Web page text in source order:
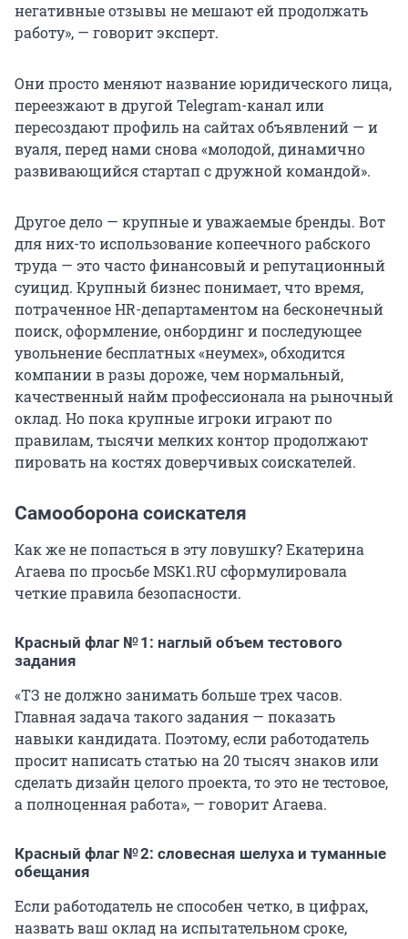
негативные отзывы не мешают ей продолжать
работу», — говорит эксперт.
Они просто меняют название юридического лица,
переезжают в другой Telegram-канал или
пересоздают профиль на сайтах объявлений — и
вуаля, перед нами снова «молодой, динамично
развивающийся стартап с дружной командой».
Другое дело — крупные и уважаемые бренды. Вот
для них-то использование копеечного рабского
труда — это часто финансовый и репутационный
суицид. Крупный бизнес понимает, что время,
потраченное HR-департаментом на бесконечный
поиск, оформление, онбординг и последующее
увольнение бесплатных «неумех», обходится
компании в разы дороже, чем нормальный,
качественный найм профессионала на рыночный
оклад. Но пока крупные игроки играют по
правилам, тысячи мелких контор продолжают
пировать на костях доверчивых соискателей.
Самооборона соискателя
Как же не попасться в эту ловушку? Екатерина
Агаева по просьбе MSK1.RU сформулировала
четкие правила безопасности.
Красный флаг № 1: наглый объем тестового
задания
«ТЗ не должно занимать больше трех часов.
Главная задача такого задания — показать
навыки кандидата. Поэтому, если работодатель
просит написать статью на 20 тысяч знаков или
сделать дизайн целого проекта, то это не тестовое,
а полноценная работа», — говорит Агаева.
Красный флаг № 2: словесная шелуха и туманные
обещания
Если работодатель не способен четко, в цифрах,
назвать ваш оклад на испытательном сроке,